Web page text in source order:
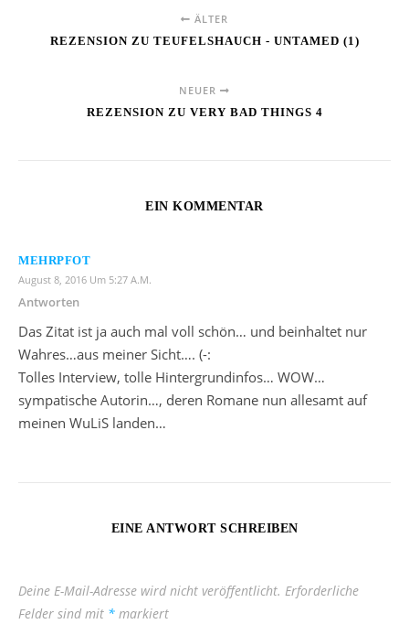
ÄLTER
REZENSION ZU TEUFELSHAUCH - UNTAMED (1)
NEUER
REZENSION ZU VERY BAD THINGS 4
EIN KOMMENTAR
MEHRPFOT
August 8, 2016 Um 5:27 A.m.
Antworten
Das Zitat ist ja auch mal voll schön… und beinhaltet nur
Wahres…aus meiner Sicht…. (-:
Tolles Interview, tolle Hintergrundinfos… WOW…
sympatische Autorin…, deren Romane nun allesamt auf
meinen WuLiS landen…
EINE ANTWORT SCHREIBEN
Deine E-Mail-Adresse wird nicht veröffentlicht. Erforderliche
Felder sind mit * markiert